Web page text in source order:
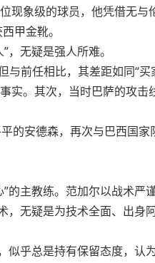
现象级的球员，他凭借无与
甲金靴。
无疑是强人所难。
前任相比，其差距如同“买
实。其次，当时巴萨的攻击
的安德森，再次与巴西国家
的主教练。范加尔以战术严
，无疑是为技术全面、出身
乎总是持有保留态度，认